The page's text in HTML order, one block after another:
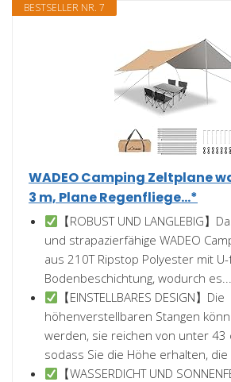
BESTSELLER NR. 7
WADEO Camping Zeltplane
3 m, Plane Regenfliege...*
【ROBUST UND LANGLEBIG】
und strapazierfähige WADEO
aus 210T Ripstop Polyester mit
Bodenbeschichtung, wodurch es...
【EINSTELLBARES DESIGN】Die
höhenverstellbaren Stangen
werden, sie reichen von unter 43
sodass Sie die Höhe erhalten, die
【WASSERDICHT UND